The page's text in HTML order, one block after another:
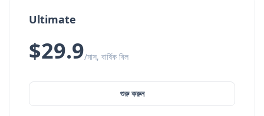
Ultimate
$29.9/মাস, বার্ষিক বিল
শুরু করুন